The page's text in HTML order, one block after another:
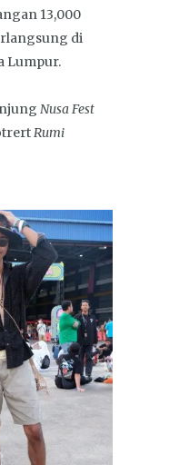
13,000
di
Lumpur.
Nusa Fest
Rumi